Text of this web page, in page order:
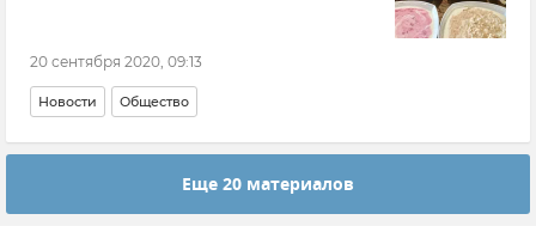
20 сентября 2020, 09:13
Новости Общество
Еще 20 материалов